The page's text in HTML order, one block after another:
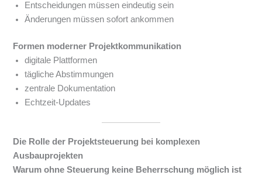
Entscheidungen müssen eindeutig sein
Änderungen müssen sofort ankommen
Formen moderner Projektkommunikation
digitale Plattformen
tägliche Abstimmungen
zentrale Dokumentation
Echtzeit-Updates
Die Rolle der Projektsteuerung bei komplexen
Ausbauprojekten
Warum ohne Steuerung keine Beherrschung möglich ist